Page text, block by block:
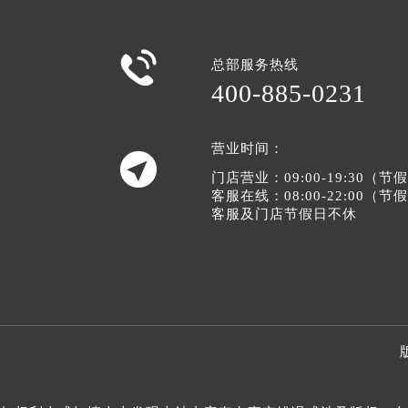
 总部服务热线
400-885-0231

营业时间：
门店营业：09:00-19:30（节
客服在线：08:00-22:00（节
客服及门店节假日不休